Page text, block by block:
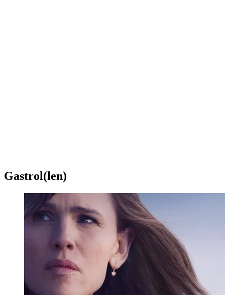
Gastrol(len)